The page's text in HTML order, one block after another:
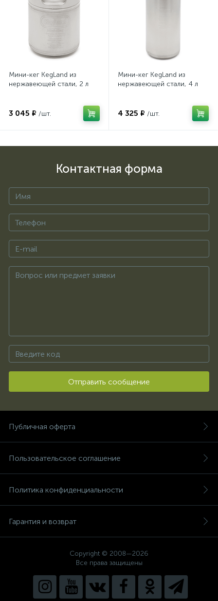
Мини-кег KegLand из
нержавеющей стали, 2 л
3 045 ₽ /шт.
Мини-кег KegLand из
нержавеющей стали, 4 л
4 325 ₽ /шт.
Контактная форма
Отправить сообщение
Публичная оферта
Пользовательское соглашение
Политика конфиденциальности
Гарантия и возврат
Copyright © 2008—2026
Все права защищены